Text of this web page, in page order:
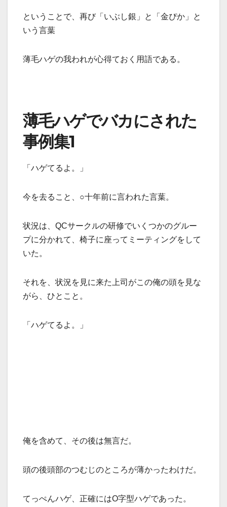
ということで、再び「いぶし銀」と「金ぴか」と
いう言葉
薄毛ハゲの我われが心得ておく用語である。
薄毛ハゲでバカにされた
事例集1
「ハゲてるよ。」
今を去ること、○十年前に言われた言葉。
状況は、QCサークルの研修でいくつかのグルー
プに分かれて、椅子に座ってミーティングをして
いた。
それを、状況を見に来た上司がこの俺の頭を見な
がら、ひとこと。
「ハゲてるよ。」
俺を含めて、その後は無言だ。
頭の後頭部のつむじのところが薄かったわけだ。
てっぺんハゲ、正確にはO字型ハゲであった。